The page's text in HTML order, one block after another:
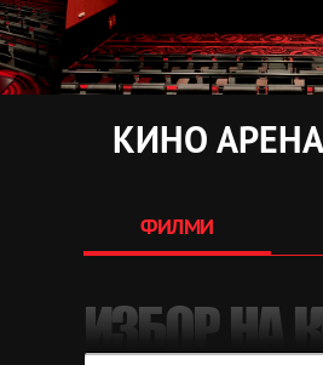
КИНО АРЕНА
ФИЛМИ
ИЗБОР НА